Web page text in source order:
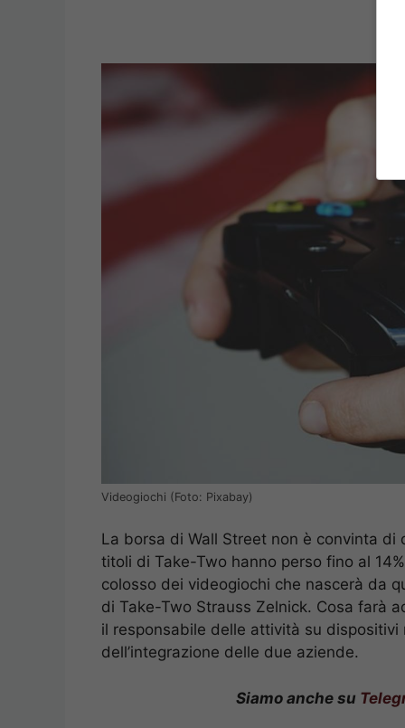
Videogiochi (Foto: Pixabay)
La borsa di Wall Street non è convinta
titoli di Take-Two hanno perso fino al
colosso dei videogiochi che nascerà da
di Take-Two Strauss Zelnick. Cosa farà
il responsabile delle attività su
dell’integrazione delle due aziende.
Siamo anche su